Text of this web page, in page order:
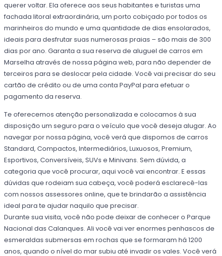
querer voltar. Ela oferece aos seus habitantes e turistas uma
fachada litoral extraordinária, um porto cobiçado por todos os
marinheiros do mundo e uma quantidade de dias ensolarados,
ideais para desfrutar suas numerosas praias – são mais de 300
dias por ano. Garanta a sua reserva de aluguel de carros em
Marselha através de nossa página web, para não depender de
terceiros para se deslocar pela cidade. Você vai precisar do seu
cartão de crédito ou de uma conta PayPal para efetuar o
pagamento da reserva.
Te oferecemos atenção personalizada e colocamos à sua
disposição um seguro para o veículo que você deseja alugar. Ao
navegar por nossa página, você verá que dispomos de carros
Standard, Compactos, Intermediários, Luxuosos, Premium,
Esportivos, Conversíveis, SUVs e Minivans. Sem dúvida, a
categoria que você procurar, aqui você vai encontrar. E essas
dúvidas que rodeiam sua cabeça, você poderá esclarecê-las
com nossos assessores online, que te brindarão a assistência
ideal para te ajudar naquilo que precisar.
Durante sua visita, você não pode deixar de conhecer o Parque
Nacional das Calanques. Ali você vai ver enormes penhascos de
esmeraldas submersas em rochas que se formaram há 1200
anos, quando o nível do mar subiu até invadir os vales. Você verá